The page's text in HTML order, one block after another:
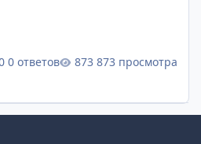
0 ответов
873 просмотра